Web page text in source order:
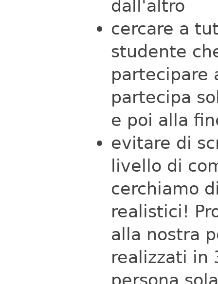
dall'altro
cercare a
studente
partecipare
partecipa
e poi alla
evitare di
livello di
cerchiamo
realistici!
alla nostra
realizzati in
persona